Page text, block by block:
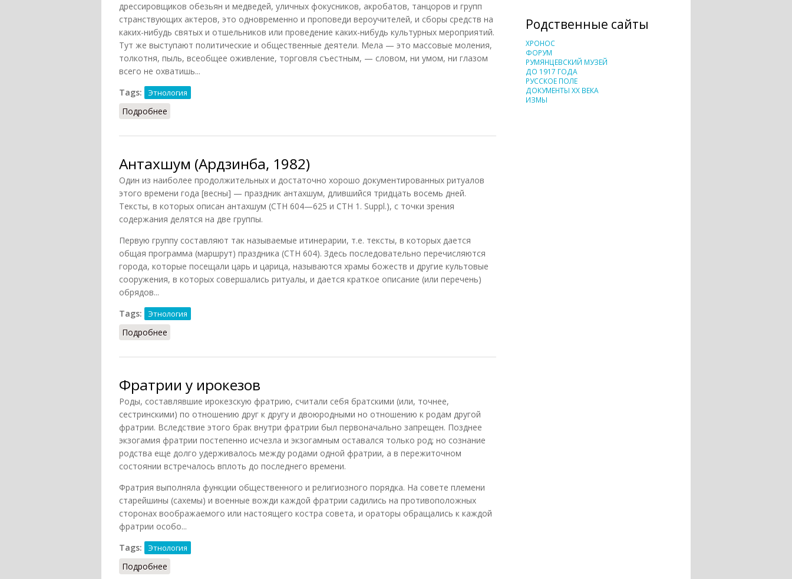
дрессировщиков обезьян и медведей, уличных фокусников, акробатов, танцоров и групп
странствующих актеров, это одновременно и проповеди вероучителей, и сборы средств на
каких-нибудь святых и отшельников или проведение каких-нибудь культурных мероприятий.
Тут же выступают политические и общественные деятели. Мела — это массовые моления,
толкотня, пыль, всеобщее оживление, торговля съестным, — словом, ни умом, ни глазом
всего не охватишь...
Tags:
Этнология
Подробнее
Антахшум (Ардзинба, 1982)
Один из наиболее продолжительных и достаточно хорошо документированных ритуалов
этого времени года [весны] — праздник антахшум, длившийся тридцать восемь дней.
Тексты, в которых описан антахшум (СТН 604—625 и СТН 1. Suppl.), с точки зрения
содержания делятся на две группы.
Первую группу составляют так называемые итинерарии, т.е. тексты, в которых дается
общая программа (маршрут) праздника (СТН 604). Здесь последовательно перечисляются
города, которые посещали царь и царица, называются храмы божеств и другие культовые
сооружения, в которых совершались ритуалы, и дается краткое описание (или перечень)
обрядов...
Tags:
Этнология
Подробнее
Фратрии у ирокезов
Роды, составлявшие ирокезскую фратрию, считали себя братскими (или, точнее,
сестринскими) по отношению друг к другу и двоюродными но отношению к родам другой
фратрии. Вследствие этого брак внутри фратрии был первоначально запрещен. Позднее
экзогамия фратрии постепенно исчезла и экзогамным оставался только род; но сознание
родства еще долго удерживалось между родами одной фратрии, а в пережиточном
состоянии встречалось вплоть до последнего времени.
Фратрия выполняла функции общественного и религиозного порядка. На совете племени
старейшины (сахемы) и военные вожди каждой фратрии садились на противоположных
сторонах воображаемого или настоящего костра совета, и ораторы обращались к каждой
фратрии особо...
Tags:
Этнология
Подробнее
Родственные сайты
ХРОНОС
ФОРУМ
РУМЯНЦЕВСКИЙ МУЗЕЙ
ДО 1917 ГОДА
РУССКОЕ ПОЛЕ
ДОКУМЕНТЫ XX ВЕКА
ИЗМЫ